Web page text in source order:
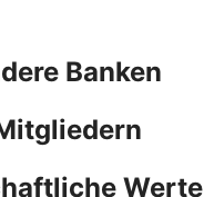
Banken
Werte